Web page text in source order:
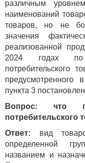
различным
наименований
товаров, но не
значения
реализованной
2024 годах по
потребительского
предусмотренного
пункта 3
Вопрос: что
потребительского
Ответ: вид
определенной
названием и